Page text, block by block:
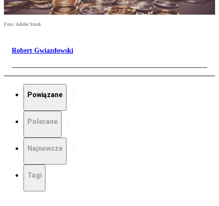
Foto: Adobe Stock
Robert Gwiazdowski
Powiązane
Polecane
Najnowsze
Tagi